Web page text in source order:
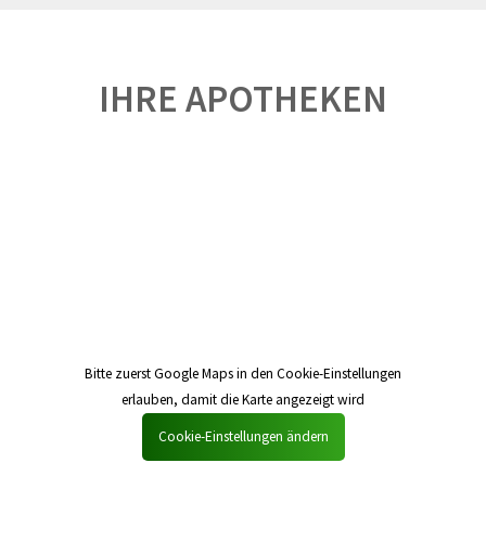
IHRE APOTHEKEN
Bitte zuerst Google Maps in den Cookie-Einstellungen
erlauben, damit die Karte angezeigt wird
Cookie-Einstellungen ändern